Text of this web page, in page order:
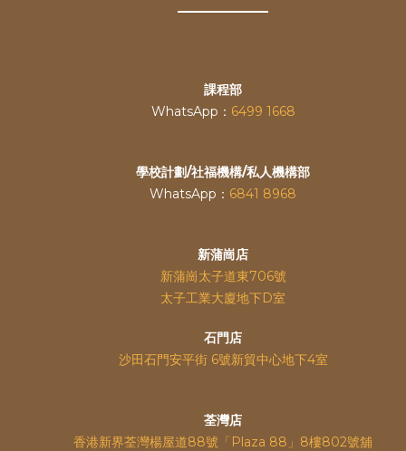
課程部
WhatsApp： 6499 1668
學校計劃/社福機構/私人機構部
WhatsApp： 6841 8968
新蒲崗店
新蒲崗太子道東706號
太子工業大廈地下D室
石門店
沙田石門安平街 6號新貿中心地下4室
荃灣店
香港新界荃灣楊屋道88號「Plaza 88」8樓802號舖